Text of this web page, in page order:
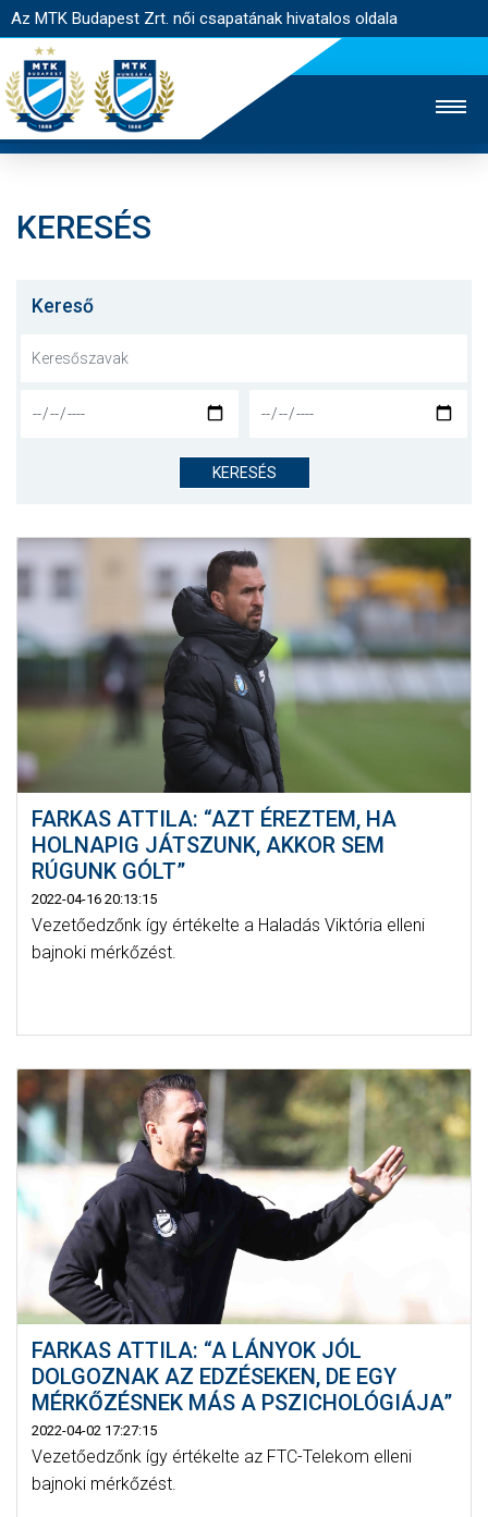
Az MTK Budapest Zrt. női csapatának hivatalos oldala
JEGYÉRTÉKESÍTÉS
NYITÓLAP
CSAPAT
JELENTKEZÉS
KLUB
GALÉRIA
SZURKOLÓI ÉLMÉNYEK
SAJTÓ
KERESÉS
Kereső
KERESÉS
FARKAS ATTILA: “AZT ÉREZTEM, HA
HOLNAPIG JÁTSZUNK, AKKOR SEM
RÚGUNK GÓLT”
2022-04-16 20:13:15
Vezetőedzőnk így értékelte a Haladás Viktória elleni
bajnoki mérkőzést.
FARKAS ATTILA: “A LÁNYOK JÓL
DOLGOZNAK AZ EDZÉSEKEN, DE EGY
MÉRKŐZÉSNEK MÁS A PSZICHOLÓGIÁJA”
2022-04-02 17:27:15
Vezetőedzőnk így értékelte az FTC-Telekom elleni
bajnoki mérkőzést.